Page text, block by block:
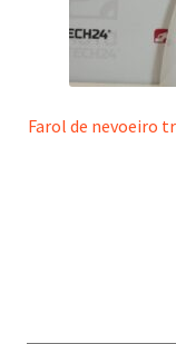
Farol de nevoeiro